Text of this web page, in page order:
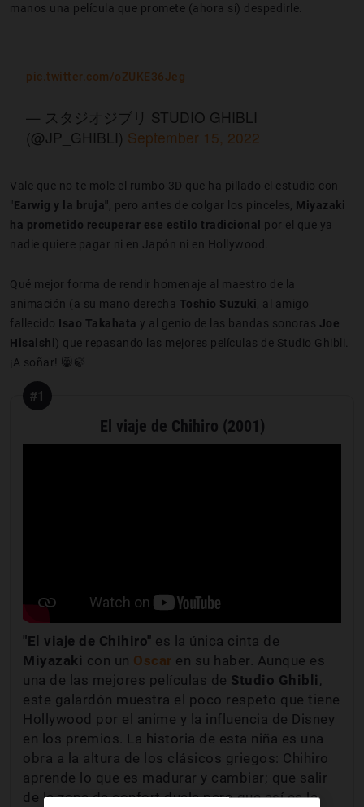
manos una película que promete (ahora sí) despedirle.
pic.twitter.com/oZUKE36Jeg
— スタジオジブリ STUDIO GHIBLI
(@JP_GHIBLI) September 15, 2022
Vale que no te mole el rumbo 3D que ha pillado el estudio con
" Earwig y la bruja" , pero antes de colgar los pinceles, Miyazaki
ha prometido recuperar ese estilo tradicional
por el que ya
nadie quiere pagar ni en Japón ni en Hollywood.
Qué mejor forma de rendir homenaje al maestro de la
animación (a su mano derecha Toshio Suzuki , al amigo
fallecido Isao Takahata y al genio de las bandas sonoras Joe
Hisaishi) que repasando las mejores películas de Studio Ghibli.
¡A soñar! 😸🍃
#1
El viaje de Chihiro (2001)
"El viaje de Chihiro" es la única cinta de
Miyazaki con un Oscar en su haber. Aunque es
una de las mejores películas de Studio Ghibli ,
este galardón muestra el poco respeto que tiene
Hollywood por el anime y la influencia de Disney
en los premios. La historia de esta niña es una
obra a la altura de los clásicos griegos: Chihiro
aprende lo que es madurar y cambiar; que salir
de la zona de confort duele pero que así es la